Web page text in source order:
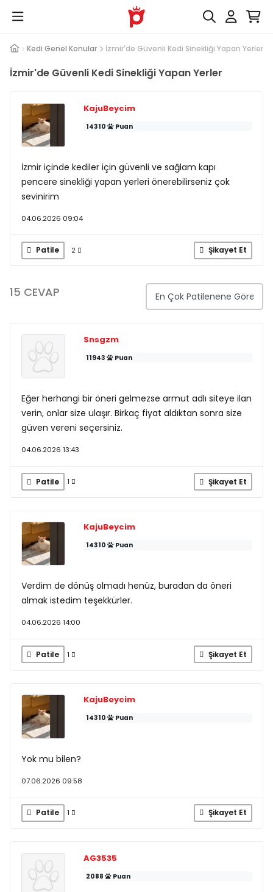
Kedi Genel Konular İzmir'de Güvenli Kedi Sinekliği Yapan Yerler
İzmir'de Güvenli Kedi Sinekliği Yapan Yerler
KajuBeycim
14310 Puan
İzmir içinde kediler için güvenli ve sağlam kapı
pencere sinekliği yapan yerleri önerebilirseniz çok
sevinirim
04.06.2026 09:04
Patile 2 Şikayet Et
15 CEVAP
Snsgzm
11943 Puan
Eğer herhangi bir öneri gelmezse armut adlı siteye ilan
verin, onlar size ulaşır. Birkaç fiyat aldıktan sonra size
güven vereni seçersiniz.
04.06.2026 13:43
Patile 1 Şikayet Et
KajuBeycim
14310 Puan
Verdim de dönüş olmadı henüz, buradan da öneri
almak istedim teşekkürler.
04.06.2026 14:00
Patile 1 Şikayet Et
KajuBeycim
14310 Puan
Yok mu bilen?
07.06.2026 09:58
Patile 1 Şikayet Et
AG3535
2088 Puan